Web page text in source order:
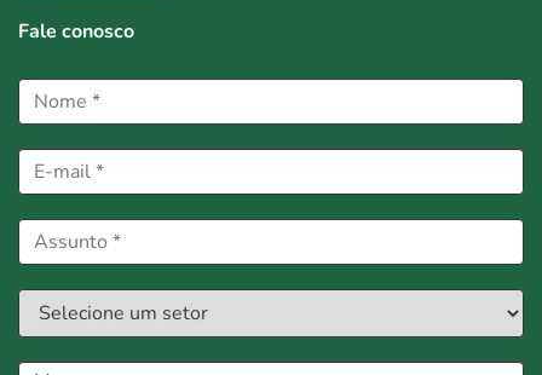
Fale conosco